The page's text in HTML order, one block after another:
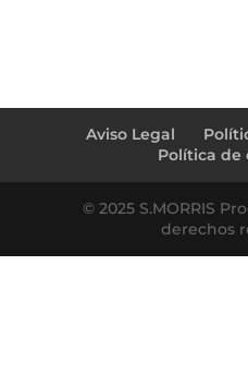
Aviso Legal
Política de
© 2025 S.MORRIS
derechos